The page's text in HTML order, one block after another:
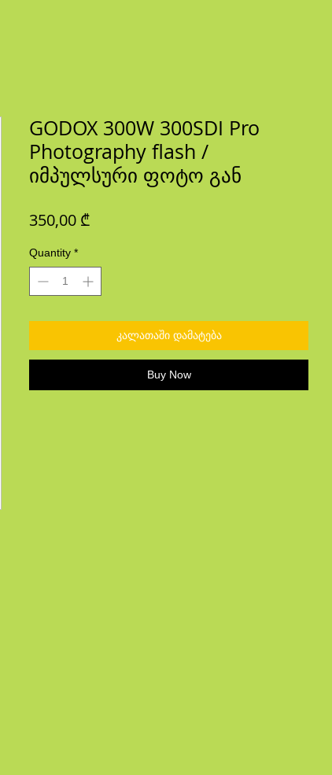
GODOX 300W 300SDI Pro
Photography flash /
იმპულსური ფოტო გან
350,00 ₾Price
Quantity *
კალათაში დამატება
Buy Now